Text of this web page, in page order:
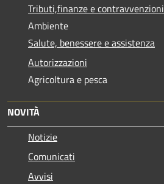
Tributi,finanze e contravvenzioni
Ambiente
Salute, benessere e assistenza
Autorizzazioni
Agricoltura e pesca
NOVITÀ
Notizie
Comunicati
Avvisi